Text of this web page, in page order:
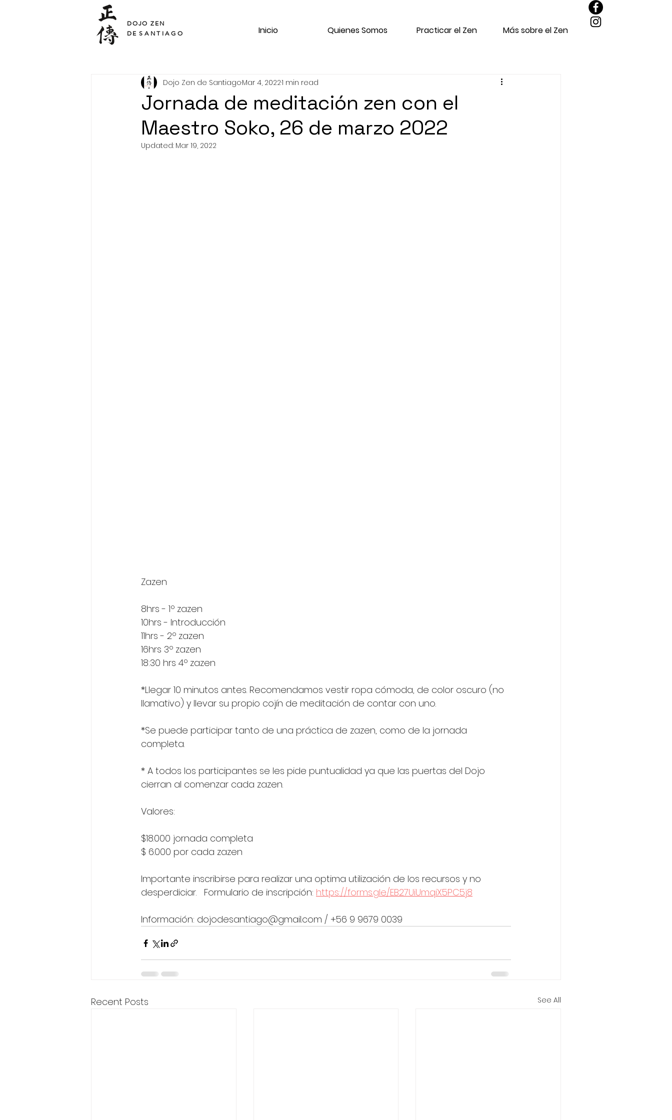
DOJO ZEN
DESANTIAGO Inicio Quienes Somos Practicar el Zen Más sobre el Zen
Jornada de meditación zen con el
Maestro Soko, 26 de marzo 2022
Dojo Zen de SantiagoMar 4, 20221 min read
Updated: Mar 19, 2022
Zazen
8hrs - 1º zazen
10hrs - Introducción
11hrs - 2º zazen
16hrs 3º zazen
18:30 hrs 4º zazen
*Llegar 10 minutos antes. Recomendamos vestir ropa cómoda, de color oscuro (no
llamativo) y llevar su propio cojín de meditación de contar con uno.
*Se puede participar tanto de una práctica de zazen, como de la jornada
completa.
* A todos los participantes se les pide puntualidad ya que las puertas del Dojo
cierran al comenzar cada zazen.
Valores:
$18.000 jornada completa
$ 6.000 por cada zazen
Importante inscribirse para realizar una optima utilización de los recursos y no
desperdiciar.   Formulario de inscripción: https://forms.gle/EB27UiUmqiX5PC5j8
Información: dojodesantiago@gmail.com / +56 9 9679 0039
Recent Posts See All